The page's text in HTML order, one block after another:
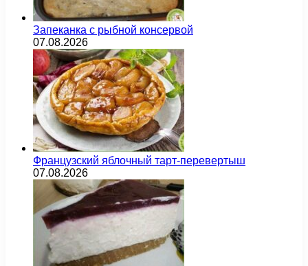
Запеканка с рыбной консервой
07.08.2026
Французский яблочный тарт-перевертыш
07.08.2026